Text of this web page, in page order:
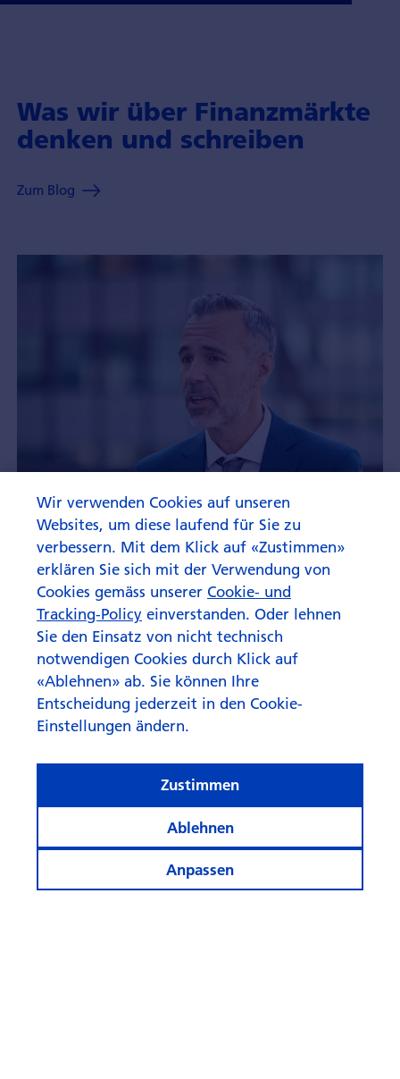
Was wir über Finanzmärkte
denken und schreiben
Zum Blog
schafft Mehrwert»
Wir verwenden Cookies auf unseren
Websites, um diese laufend für Sie zu
verbessern. Mit dem Klick auf «Zustimmen»
erklären Sie sich mit der Verwendung von
Cookies gemäss unserer Cookie- und
Tracking-Policy einverstanden. Oder lehnen
Sie den Einsatz von nicht technisch
notwendigen Cookies durch Klick auf
«Ablehnen» ab. Sie können Ihre
Entscheidung jederzeit in den Cookie-
Einstellungen ändern.
Anpassen
Ablehnen
Zustimmen